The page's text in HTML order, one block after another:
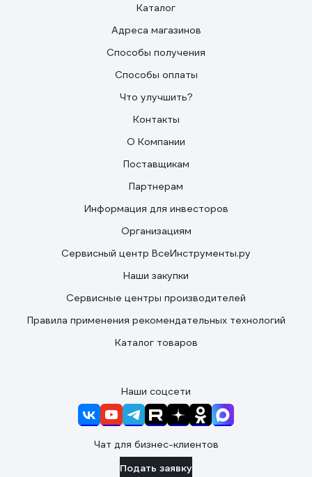
Каталог
Адреса магазинов
Способы получения
Способы оплаты
Что улучшить?
Контакты
О Компании
Поставщикам
Партнерам
Информация для инвесторов
Организациям
Сервисный центр ВсеИнструменты.ру
Наши закупки
Сервисные центры производителей
Правила применения рекомендательных технологий
Каталог товаров
Наши соцсети
Чат для бизнес-клиентов
Подать заявку